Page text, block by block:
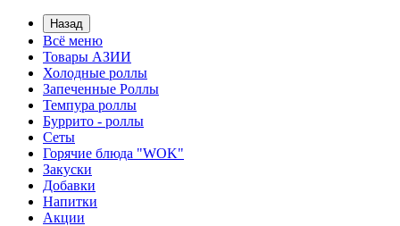
Назад
Всё меню
Товары АЗИИ
Холодные роллы
Запеченные Роллы
Темпура роллы
Буррито - роллы
Сеты
Горячие блюда "WOK"
Закуски
Добавки
Напитки
Акции